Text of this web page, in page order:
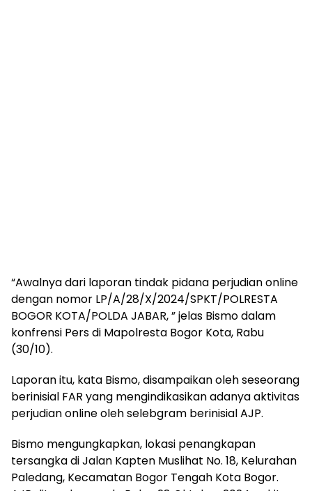
“Awalnya dari laporan tindak pidana perjudian online
dengan nomor LP/A/28/X/2024/SPKT/POLRESTA
BOGOR KOTA/POLDA JABAR, ” jelas Bismo dalam
konfrensi Pers di Mapolresta Bogor Kota, Rabu
(30/10).
Laporan itu, kata Bismo, disampaikan oleh seseorang
berinisial FAR yang mengindikasikan adanya aktivitas
perjudian online oleh selebgram berinisial AJP.
Bismo mengungkapkan, lokasi penangkapan
tersangka di Jalan Kapten Muslihat No. 18, Kelurahan
Paledang, Kecamatan Bogor Tengah Kota Bogor.